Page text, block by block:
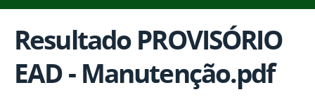
Resultado PROVISÓRIO
EAD - Manutenção.pdf